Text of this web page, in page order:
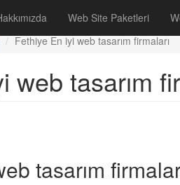
Web Site Paketleri
Fethiye En iyi web tasarım firmaları
web tasarım
tasarım